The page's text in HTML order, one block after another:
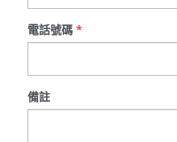
電話號碼*
備註